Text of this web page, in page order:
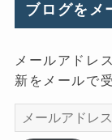
ブログをメ
メールアドレ
新をメールで
メ
ー